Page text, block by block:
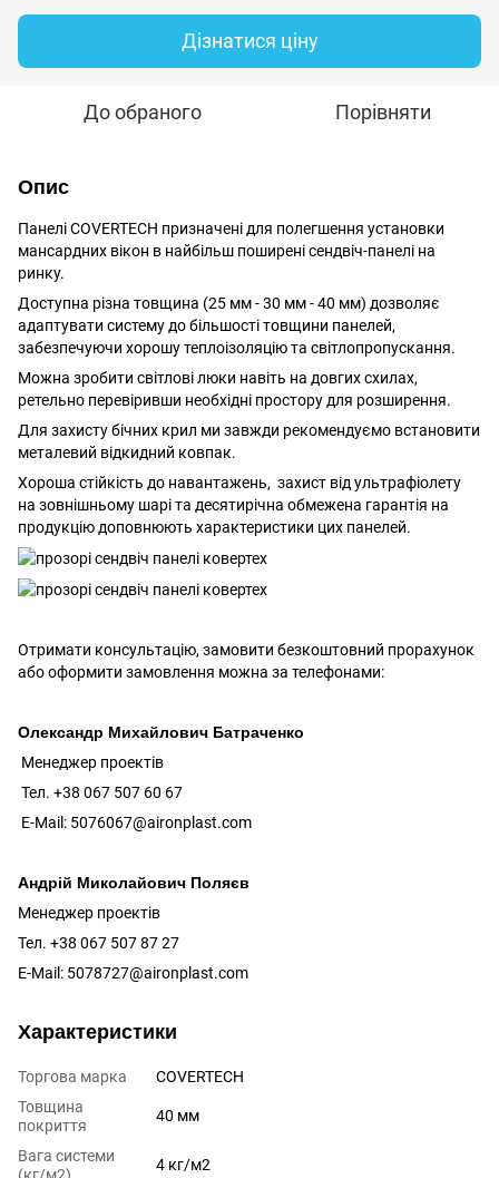
Дізнатися ціну
До обраного Порівняти
Опис
Панелі COVERTECH призначені для полегшення установки
мансардних вікон в найбільш поширені сендвіч-панелі на
ринку.
Доступна різна товщина (25 мм - 30 мм - 40 мм) дозволяє
адаптувати систему до більшості товщини панелей,
забезпечуючи хорошу теплоізоляцію та світлопропускання.
Можна зробити світлові люки навіть на довгих схилах,
ретельно перевіривши необхідні простору для розширення.
Для захисту бічних крил ми завжди рекомендуємо встановити
металевий відкидний ковпак.
Хороша стійкість до навантажень, захист від ультрафіолету
на зовнішньому шарі та десятирічна обмежена гарантія на
продукцію доповнюють характеристики цих панелей.
Отримати консультацію, замовити безкоштовний прорахунок
або оформити замовлення можна за телефонами:
Олександр Михайлович Батраченко
Менеджер проектів
Тел. +38 067 507 60 67
E-Mail: 5076067@aironplast.com
Андрій Миколайович Поляєв
Менеджер проектів
Тел. +38 067 507 87 27
E-Mail: 5078727@aironplast.com
Характеристики
Торгова марка
COVERTECH
Товщина
покриття
40 мм
Вага системи
4 кг/м2